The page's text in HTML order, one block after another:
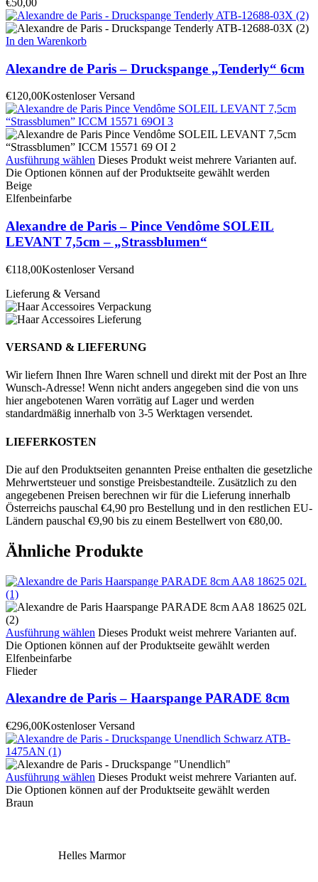
In den Warenkorb
Alexandre de Paris – Druckspange „Tenderly“ 6cm
€120,00Kostenloser Versand
Ausführung wählen Dieses Produkt weist mehrere Varianten auf.
Die Optionen können auf der Produktseite gewählt werden
Beige
Elfenbeinfarbe
Alexandre de Paris – Pince Vendôme SOLEIL
LEVANT 7,5cm – „Strassblumen“
€118,00Kostenloser Versand
Lieferung & Versand
VERSAND & LIEFERUNG
Wir liefern Ihnen Ihre Waren schnell und direkt mit der Post an Ihre
Wunsch-Adresse! Wenn nicht anders angegeben sind die von uns
hier angebotenen Waren vorrätig auf Lager und werden
standardmäßig innerhalb von 3-5 Werktagen versendet.
LIEFERKOSTEN
Die auf den Produktseiten genannten Preise enthalten die gesetzliche
Mehrwertsteuer und sonstige Preisbestandteile. Zusätzlich zu den
angegebenen Preisen berechnen wir für die Lieferung innerhalb
Österreichs pauschal €4,90 pro Bestellung und in den restlichen EU-
Ländern pauschal €9,90 bis zu einem Bestellwert von €80,00.
Ähnliche Produkte
Ausführung wählen Dieses Produkt weist mehrere Varianten auf.
Die Optionen können auf der Produktseite gewählt werden
Elfenbeinfarbe
Flieder
Alexandre de Paris – Haarspange PARADE 8cm
€296,00Kostenloser Versand
Ausführung wählen Dieses Produkt weist mehrere Varianten auf.
Die Optionen können auf der Produktseite gewählt werden
Braun
Helles Marmor